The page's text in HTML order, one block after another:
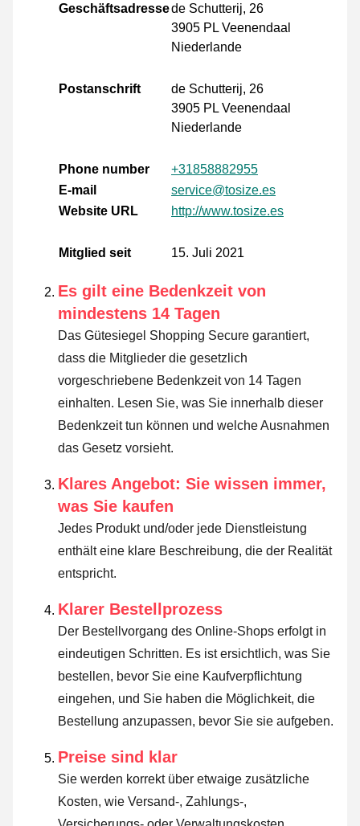
Geschäftsadressede Schutterij, 26
3905 PL Veenendaal
Niederlande
Postanschrift
de Schutterij, 26
3905 PL Veenendaal
Niederlande
Phone number
+31858882955
E-mail
service@tosize.es
Website URL
http://www.tosize.es
Mitglied seit 15. Juli 2021
Es gilt eine Bedenkzeit von
mindestens 14 Tagen
Das Gütesiegel Shopping Secure garantiert,
dass die Mitglieder die gesetzlich
vorgeschriebene Bedenkzeit von 14 Tagen
einhalten. Lesen Sie, was Sie innerhalb dieser
Bedenkzeit tun können und welche Ausnahmen
das Gesetz vorsieht.
Klares Angebot: Sie wissen immer,
was Sie kaufen
Jedes Produkt und/oder jede Dienstleistung
enthält eine klare Beschreibung, die der Realität
entspricht.
Klarer Bestellprozess
Der Bestellvorgang des Online-Shops erfolgt in
eindeutigen Schritten. Es ist ersichtlich, was Sie
bestellen, bevor Sie eine Kaufverpflichtung
eingehen, und Sie haben die Möglichkeit, die
Bestellung anzupassen, bevor Sie sie aufgeben.
Preise sind klar
Sie werden korrekt über etwaige zusätzliche
Kosten, wie Versand-, Zahlungs-,